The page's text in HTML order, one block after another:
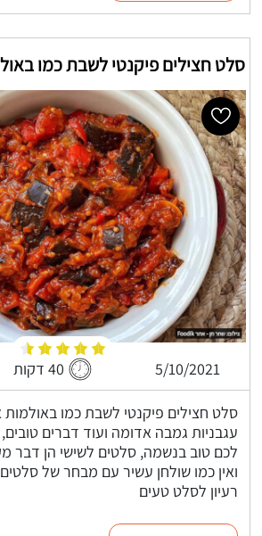
סלט חצילים פיקנטי לשבת כמו
5/10/2021 40 דקות
סלט חצילים פיקנטי לשבת כמו באולמות
עגבניות גמבה אדומה ועוד דברים
לכם טוב בנשמה, סלטים לשישי הן דבר
ואין כמו שולחן עשיר עם מבחר של
רעיון לסלט טעים